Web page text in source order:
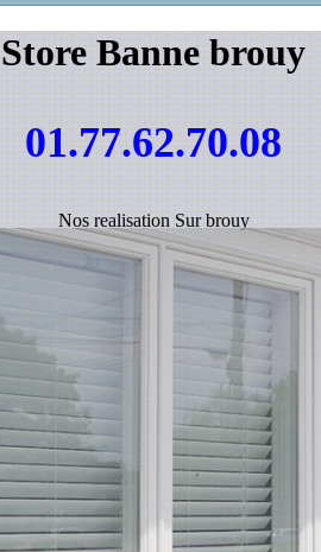
Store Banne brouy
01.77.62.70.08
Nos realisation Sur brouy